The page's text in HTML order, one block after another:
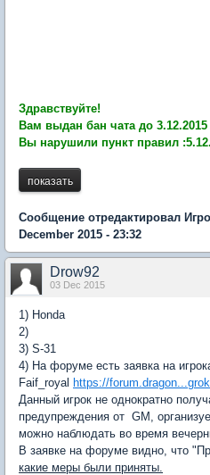
Здравствуйте!
Вам выдан бан чата до 3.12.2015
Вы нарушили пункт правил :5.12.
Сообщение отредактировал
December 2015 - 23:32
Drow92
03 Dec 2015
1) Honda
2)
3) S-31
4) На форуме есть заявка на
Faif_royal https://
Данный игрок не однократно
предупреждения от GM,
можно наблюдать во время
В заявке на форуме видно, что
какие меры были приняты.